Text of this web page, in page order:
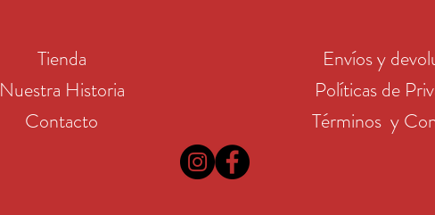
Tienda
Nuestra Historia
Contacto
Envíos y
Políticas de
Términos y